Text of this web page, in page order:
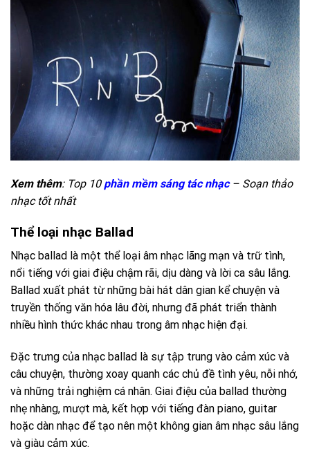
Xem thêm: Top 10 phần mềm sáng tác nhạc– Soạn thảo
nhạc tốt nhất
Thể loại nhạc Ballad
Nhạc ballad là một thể loại âm nhạc lãng mạn và trữ tình,
nổi tiếng với giai điệu chậm rãi, dịu dàng và lời ca sâu lắng.
Ballad xuất phát từ những bài hát dân gian kể chuyện và
truyền thống văn hóa lâu đời, nhưng đã phát triển thành
nhiều hình thức khác nhau trong âm nhạc hiện đại.
Đặc trưng của nhạc ballad là sự tập trung vào cảm xúc và
câu chuyện, thường xoay quanh các chủ đề tình yêu, nỗi nhớ,
và những trải nghiệm cá nhân. Giai điệu của ballad thường
nhẹ nhàng, mượt mà, kết hợp với tiếng đàn piano, guitar
hoặc dàn nhạc để tạo nên một không gian âm nhạc sâu lắng
và giàu cảm xúc.